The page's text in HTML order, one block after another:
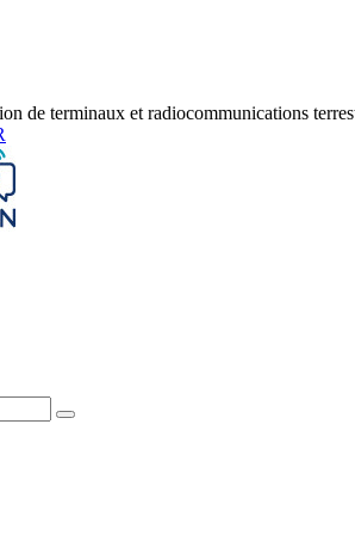
de terminaux et radiocommunications